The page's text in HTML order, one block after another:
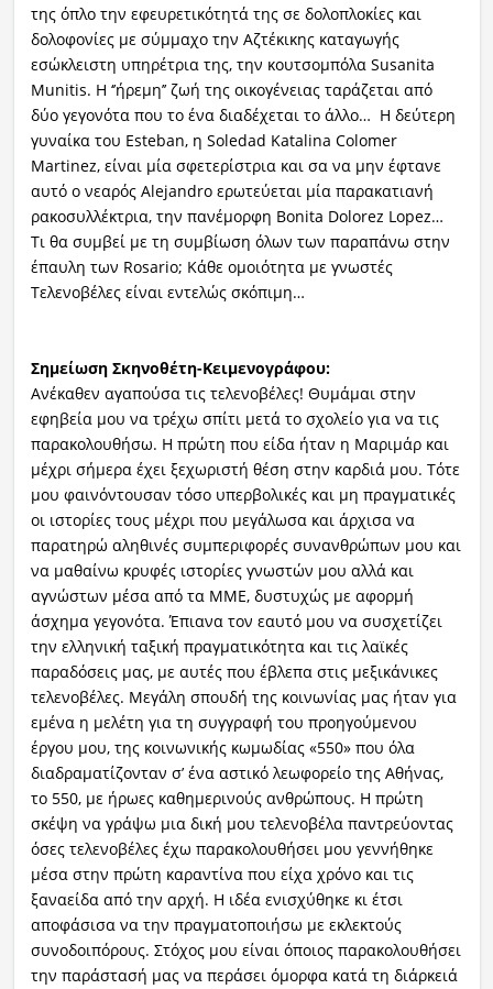
της όπλο την εφευρετικότητά της σε δολοπλοκίες και
δολοφονίες με σύμμαχο την Αζτέκικης καταγωγής
εσώκλειστη υπηρέτρια της, την κουτσομπόλα Susanita
Munitis. Η ‘’ήρεμη’’ ζωή της οικογένειας ταράζεται από
δύο γεγονότα που το ένα διαδέχεται το άλλο… Η δεύτερη
γυναίκα του Esteban, η Soledad Katalina Colomer
Martinez, είναι μία σφετερίστρια και σα να μην έφτανε
αυτό ο νεαρός Alejandro ερωτεύεται μία παρακατιανή
ρακοσυλλέκτρια, την πανέμορφη Bonita Dolorez Lopez…
Τι θα συμβεί με τη συμβίωση όλων των παραπάνω στην
έπαυλη των Rosario; Κάθε ομοιότητα με γνωστές
Τελενοβέλες είναι εντελώς σκόπιμη…
Σημείωση Σκηνοθέτη-Κειμενογράφου:
Ανέκαθεν αγαπούσα τις τελενοβέλες! Θυμάμαι στην
εφηβεία μου να τρέχω σπίτι μετά το σχολείο για να τις
παρακολουθήσω. Η πρώτη που είδα ήταν η Μαριμάρ και
μέχρι σήμερα έχει ξεχωριστή θέση στην καρδιά μου. Τότε
μου φαινόντουσαν τόσο υπερβολικές και μη πραγματικές
οι ιστορίες τους μέχρι που μεγάλωσα και άρχισα να
παρατηρώ αληθινές συμπεριφορές συνανθρώπων μου και
να μαθαίνω κρυφές ιστορίες γνωστών μου αλλά και
αγνώστων μέσα από τα ΜΜΕ, δυστυχώς με αφορμή
άσχημα γεγονότα. Έπιανα τον εαυτό μου να συσχετίζει
την ελληνική ταξική πραγματικότητα και τις λαϊκές
παραδόσεις μας, με αυτές που έβλεπα στις μεξικάνικες
τελενοβέλες. Μεγάλη σπουδή της κοινωνίας μας ήταν για
εμένα η μελέτη για τη συγγραφή του προηγούμενου
έργου μου, της κοινωνικής κωμωδίας «550» που όλα
διαδραματίζονταν σ’ ένα αστικό λεωφορείο της Αθήνας,
το 550, με ήρωες καθημερινούς ανθρώπους. Η πρώτη
σκέψη να γράψω μια δική μου τελενοβέλα παντρεύοντας
όσες τελενοβέλες έχω παρακολουθήσει μου γεννήθηκε
μέσα στην πρώτη καραντίνα που είχα χρόνο και τις
ξαναείδα από την αρχή. Η ιδέα ενισχύθηκε κι έτσι
αποφάσισα να την πραγματοποιήσω με εκλεκτούς
συνοδοιπόρους. Στόχος μου είναι όποιος παρακολουθήσει
την παράστασή μας να περάσει όμορφα κατά τη διάρκειά